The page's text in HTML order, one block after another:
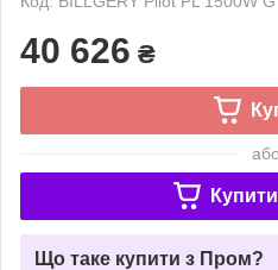
40 626 ₴
або
Що таке купити з Пром?